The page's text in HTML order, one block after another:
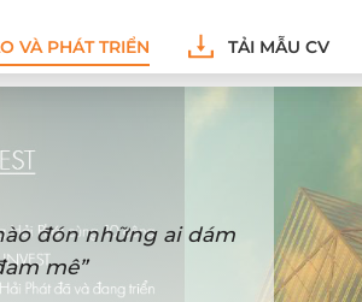
VÀ PHÁT TRIỂN TẢI MẪU CV
đón những ai dám
mê”